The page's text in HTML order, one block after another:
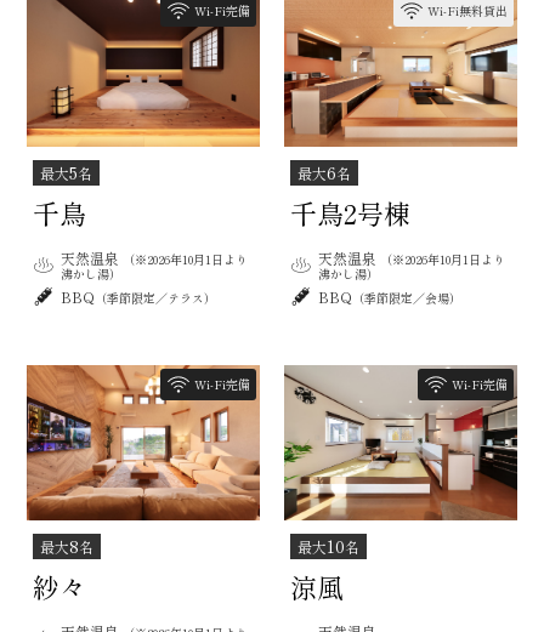
Wi-Fi完備
最大5名
千鳥
天然温泉
（※2026年10月1日より
沸かし湯）
BBQ （季節限定／テラス）
Wi-Fi無料貸出
最大6名
千鳥2号棟
天然温泉
（※2026年10月1日より
沸かし湯）
BBQ （季節限定／会場）
Wi-Fi完備
最大8名
紗々
Wi-Fi完備
最大10名
涼風